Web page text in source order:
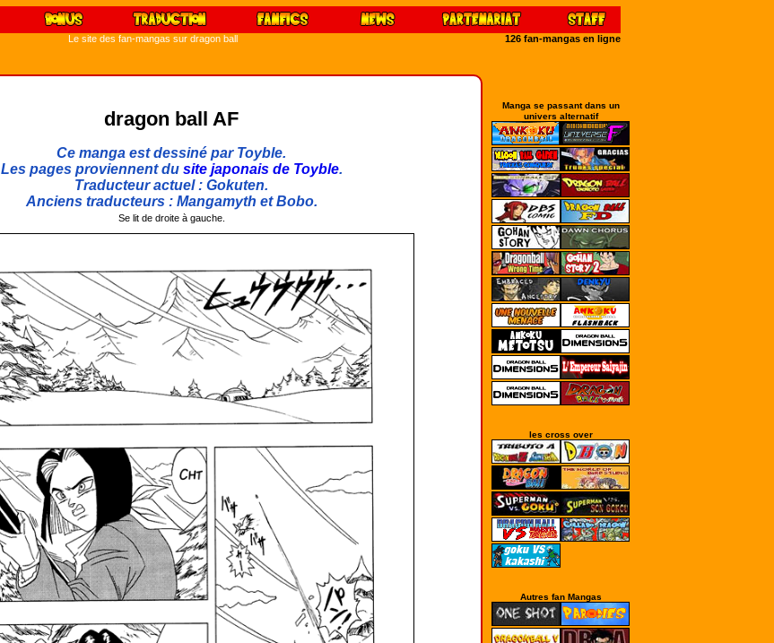
Le site des fan-mangas sur dragon ball 126 fan-mangas en ligne
Manga se passant dans un
univers alternatif
les cross over
Autres fan Mangas
dragon ball AF
Ce manga est dessiné par Toyble.
Les pages proviennent du site japonais de Toyble.
Traducteur actuel : Gokuten.
Anciens traducteurs : Mangamyth et Bobo.
Se lit de droite à gauche.